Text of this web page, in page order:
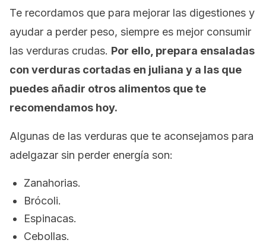
Te recordamos que para mejorar las digestiones y
ayudar a perder peso, siempre es mejor consumir
las verduras crudas. Por ello, prepara ensaladas
con verduras cortadas en juliana y a las que
puedes añadir otros alimentos que te
recomendamos hoy.
Algunas de las verduras que te aconsejamos para
adelgazar sin perder energía son:
Zanahorias.
Brócoli.
Espinacas.
Cebollas.